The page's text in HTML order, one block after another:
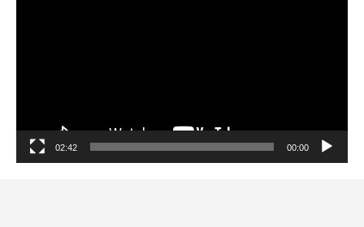
00:00
02:42